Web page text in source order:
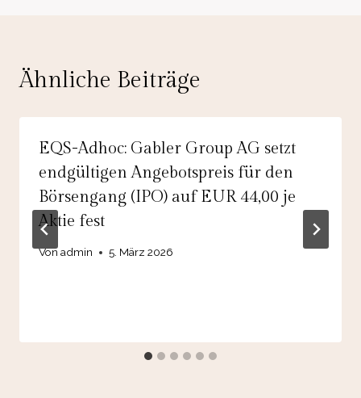
Ähnliche Beiträge
EQS-Adhoc: Gabler Group AG setzt
endgültigen Angebotspreis für den
Börsengang (IPO) auf EUR 44,00 je
Aktie fest
Vonadmin 5. März 2026